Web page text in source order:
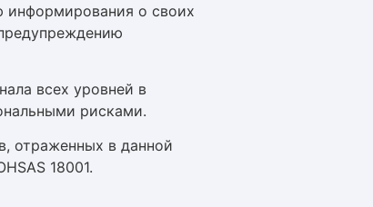
информирования о своих
всех уровней в
рисками.
отраженных в данной
18001.